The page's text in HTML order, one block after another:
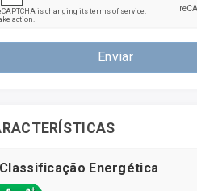
Enviar
Classificação Energética